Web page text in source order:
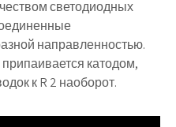
светодиодных
направленностью.
катодом,
к R 2 наоборот.